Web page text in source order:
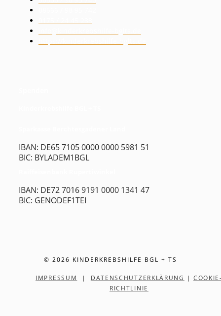
IBAN: DE65 7105 0000 0000 5981 51
BIC: BYLADEM1BGL
IBAN: DE72 7016 9191 0000 1341 47
BIC: GENODEF1TEI
© 2026 KINDERKREBSHILFE BGL + TS
IMPRESSUM | DATENSCHUTZERKLÄRUNG |
RICHTLINIE